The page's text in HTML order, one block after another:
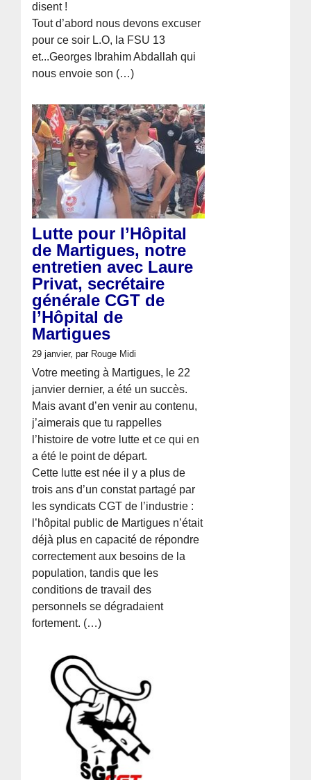
disent !
Tout d’abord nous devons excuser
pour ce soir L.O, la FSU 13
et...Georges Ibrahim Abdallah qui
nous envoie son (…)
Lutte pour l’Hôpital
de Martigues, notre
entretien avec Laure
Privat, secrétaire
générale CGT de
l’Hôpital de
Martigues
29 janvier, par Rouge Midi
Votre meeting à Martigues, le 22
janvier dernier, a été un succès.
Mais avant d’en venir au contenu,
j’aimerais que tu rappelles
l’histoire de votre lutte et ce qui en
a été le point de départ.
Cette lutte est née il y a plus de
trois ans d’un constat partagé par
les syndicats CGT de l’industrie :
l’hôpital public de Martigues n’était
déjà plus en capacité de répondre
correctement aux besoins de la
population, tandis que les
conditions de travail des
personnels se dégradaient
fortement. (…)